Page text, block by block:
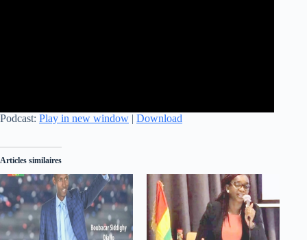
Podcast: Play in new window | Download
Articles similaires